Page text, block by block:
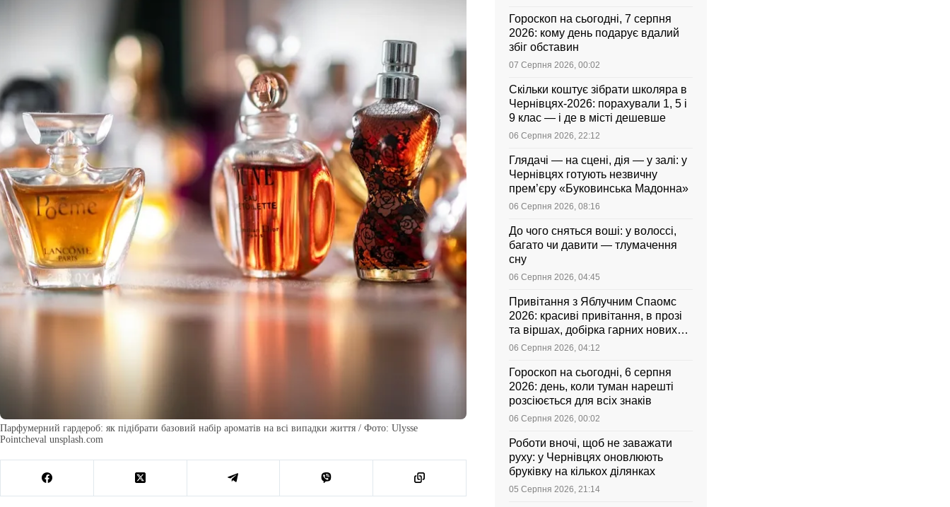
Парфумерний гардероб: як підібрати базовий набір ароматів на всі випадки життя / Фото: Ulysse
Pointcheval unsplash.com
Гороскоп на сьогодні, 7 серпня
2026: кому день подарує вдалий
збіг обставин
07 Серпня 2026, 00:02
Скільки коштує зібрати школяра в
Чернівцях-2026: порахували 1, 5 і
9 клас — і де в місті дешевше
06 Серпня 2026, 22:12
Глядачі — на сцені, дія — у залі: у
Чернівцях готують незвичну
прем’єру «Буковинська Мадонна»
06 Серпня 2026, 08:16
До чого сняться воші: у волоссі,
багато чи давити — тлумачення
сну
06 Серпня 2026, 04:45
Привітання з Яблучним Спаомс
2026: красиві привітання, в прозі
та віршах, добірка гарних нових
листівок українською
06 Серпня 2026, 04:12
Гороскоп на сьогодні, 6 серпня
2026: день, коли туман нарешті
розсіюється для всіх знаків
06 Серпня 2026, 00:02
Роботи вночі, щоб не заважати
руху: у Чернівцях оновлюють
бруківку на кількох ділянках
05 Серпня 2026, 21:14